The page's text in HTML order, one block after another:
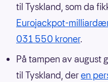
til Tyskland, som da
Eurojackpot-
031 550 kroner.
På tampen av august
til Tyskland, deren